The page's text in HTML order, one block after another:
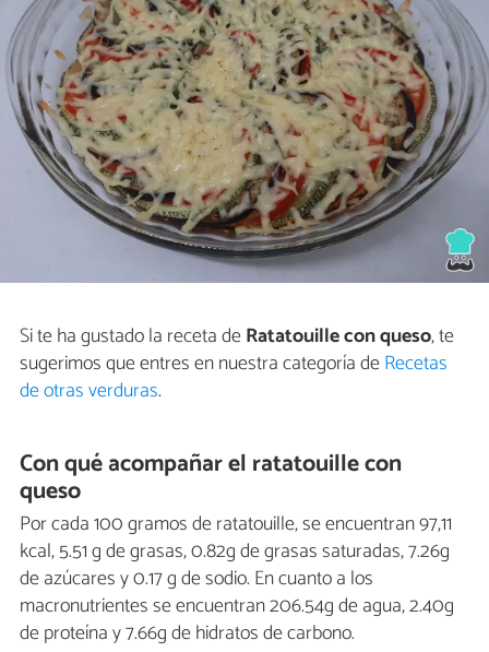
Si te ha gustado la receta deRatatouille con queso, te
sugerimos que entres en nuestra categoría deRecetas
de otras verduras.
Con qué acompañar el ratatouille con
queso
Por cada 100 gramos de ratatouille, se encuentran 97,11
kcal, 5.51 g de grasas, 0.82g de grasas saturadas, 7.26g
de azúcares y 0.17 g de sodio. En cuanto a los
macronutrientes se encuentran 206.54g de agua, 2.40g
de proteína y 7.66g de hidratos de carbono.